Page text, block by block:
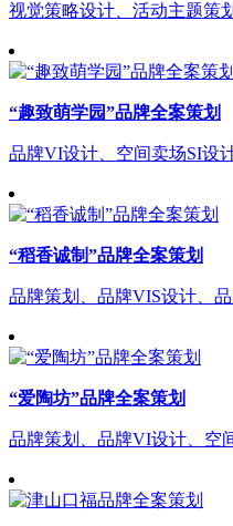
视觉策略设计、活动主题策划
“趣致萌学园”品牌全案策划
品牌VI设计、空间卖场SI设
“稻香诚制”品牌全案策划
品牌策划、品牌VIS设计、
“爱陶坊”品牌全案策划
品牌策划、品牌VI设计、空